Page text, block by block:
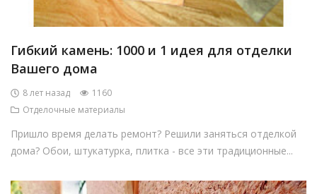
Гибкий камень: 1000 и 1 идея для отделки
Вашего дома
8 лет назад
1160
Отделочные материалы
Пришло время делать ремонт? Решили заняться отделкой
дома? Обои, штукатурка, плитка - все эти традиционные...